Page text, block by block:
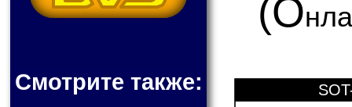
Смотрите также:
(О